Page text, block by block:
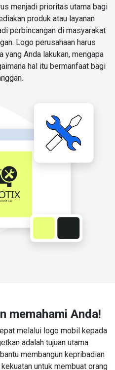
menjadi prioritas utama bagi
produk atau layanan
perbincangan di masyarakat
Logo perusahaan harus
yang Anda lakukan, mengapa
hal itu bermanfaat bagi
memahami Anda!
melalui logo mobil kepada
adalah tujuan utama
membangun kepribadian
untuk membuat orang